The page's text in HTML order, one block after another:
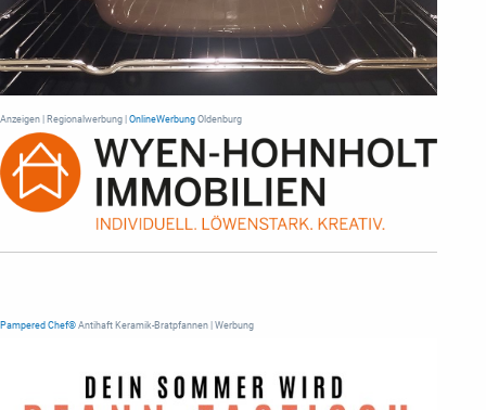
Anzeigen | Regionalwerbung | OnlineWerbung Oldenburg
Pampered Chef® Antihaft Keramik-Bratpfannen | Werbung